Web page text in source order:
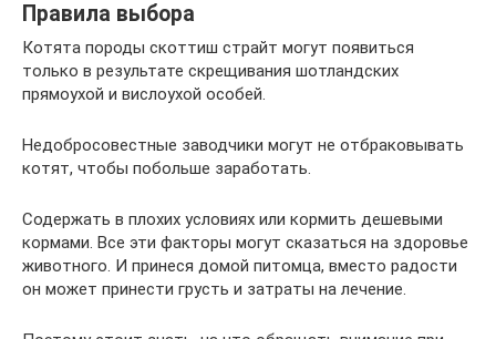
Правила выбора
Котята породы скоттиш страйт могут появиться
только в результате скрещивания шотландских
прямоухой и вислоухой особей.
Недобросовестные заводчики могут не отбраковывать
котят, чтобы побольше заработать.
Содержать в плохих условиях или кормить дешевыми
кормами. Все эти факторы могут сказаться на здоровье
животного. И принеся домой питомца, вместо радости
он может принести грусть и затраты на лечение.